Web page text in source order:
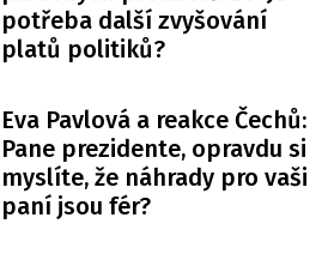
potřeba další zvyšování
platů politiků?
Eva Pavlová a reakce Čechů:
Pane prezidente, opravdu si
myslíte, že náhrady pro vaši
paní jsou fér?